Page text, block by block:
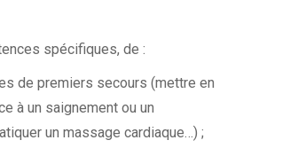
spécifiques, de :
de premiers secours (mettre en
à un saignement ou un
un massage cardiaque…) ;